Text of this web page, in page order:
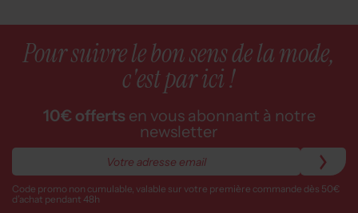
Pour suivre le bon sens de la mode,
c'est par ici !
10€ offerts en vous abonnant à notre
newsletter
Code promo non cumulable, valable sur votre première commande dès 50€
d’achat pendant 48h